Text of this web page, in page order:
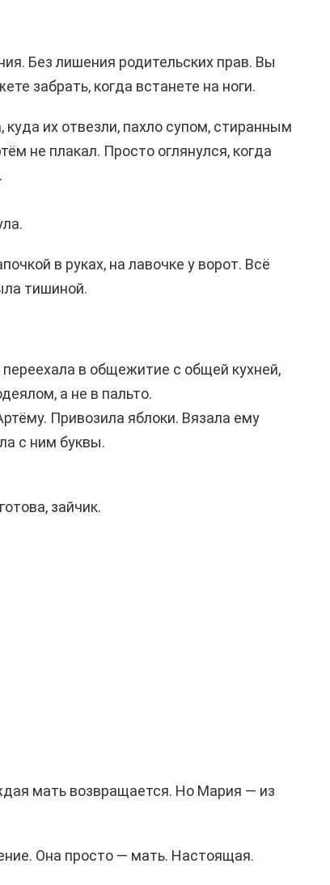
Без лишения родительских прав. Вы
забрать, когда встанете на ноги.
их отвезли, пахло супом, стиранным
не плакал. Просто оглянулся, когда
в руках, на лавочке у ворот. Всё
тишиной.
в общежитие с общей кухней,
а не в пальто.
Привозила яблоки. Вязала ему
с ним буквы.
зайчик.
мать возвращается. Но Мария — из
Она просто — мать. Настоящая.